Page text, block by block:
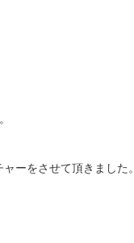
ーをさせて頂きました。